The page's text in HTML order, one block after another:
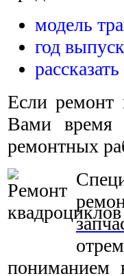
модель
год
Если ремонт
Вами время
ремонтных
пониманием